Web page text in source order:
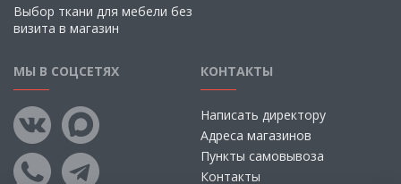
Выбор ткани для мебели без
визита в магазин
МЫ В СОЦСЕТЯХ КОНТАКТЫ
Написать директору
Адреса магазинов
Пункты самовывоза
Контакты